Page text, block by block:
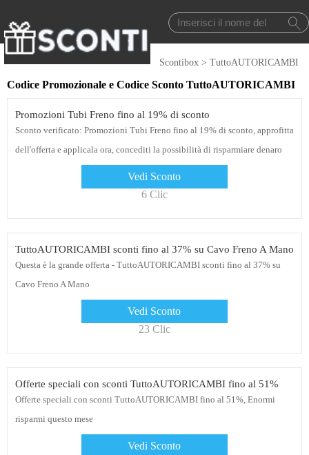
Scontibox > TuttoAUTORICAMBI
Codice Promozionale e Codice Sconto TuttoAUTORICAMBI
Promozioni Tubi Freno fino al 19% di sconto
Sconto verificato: Promozioni Tubi Freno fino al 19% di sconto, approfitta
dell'offerta e applicala ora, concediti la possibilità di risparmiare denaro
Vedi Sconto
6 Clic
TuttoAUTORICAMBI sconti fino al 37% su Cavo Freno A Mano
Questa è la grande offerta - TuttoAUTORICAMBI sconti fino al 37% su
Cavo Freno A Mano
Vedi Sconto
23 Clic
Offerte speciali con sconti TuttoAUTORICAMBI fino al 51%
Offerte speciali con sconti TuttoAUTORICAMBI fino al 51%, Enormi
risparmi questo mese
Vedi Sconto